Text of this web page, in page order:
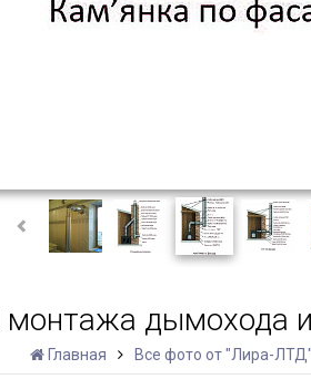
дымохода
Главная Все фото от "Лира-ЛТД"